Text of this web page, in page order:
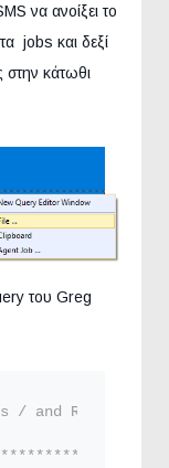
να ανοίξει το
jobs και δεξί
κάτωθι
του Greg
/ and Roles